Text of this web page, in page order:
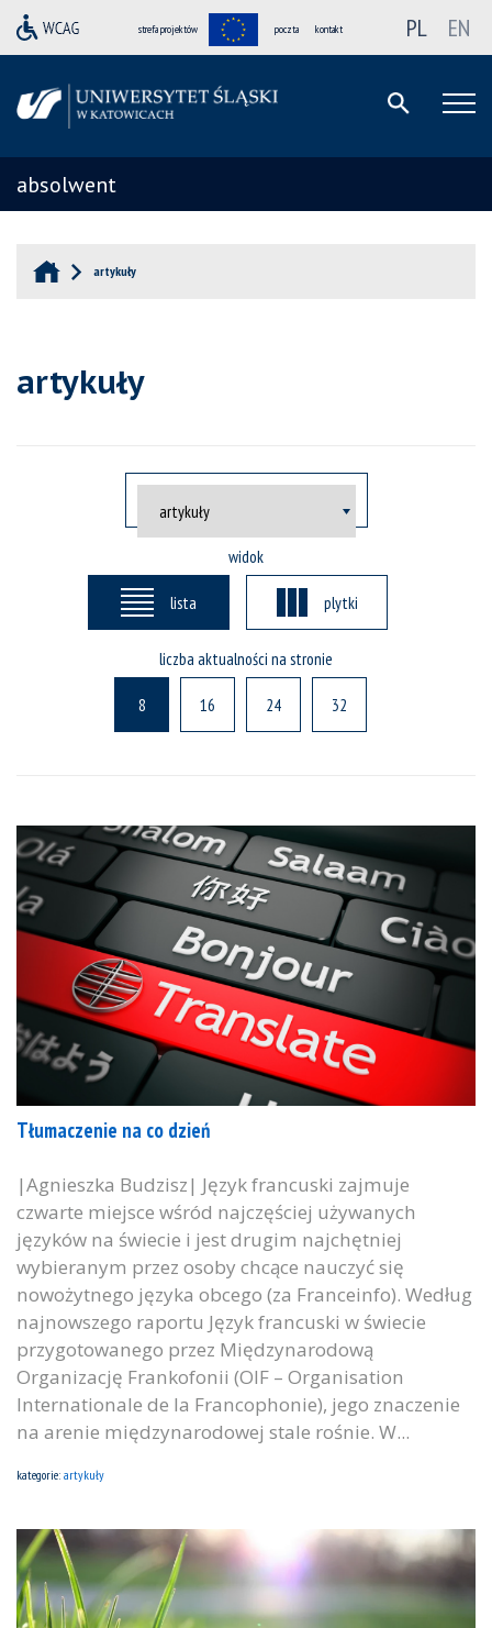
strefa projektów poczta kontakt PL EN
absolwent
artykuły
artykuły
widok
lista plytki
liczba aktualności na stronie
8 16 24 32
Tłumaczenie na co dzień
|Agnieszka Budzisz| Język francuski zajmuje
czwarte miejsce wśród najczęściej używanych
języków na świecie i jest drugim najchętniej
wybieranym przez osoby chcące nauczyć się
nowożytnego języka obcego (za Franceinfo). Według
najnowszego raportu Język francuski w świecie
przygotowanego przez Międzynarodową
Organizację Frankofonii (OIF – Organisation
Internationale de la Francophonie), jego znaczenie
na arenie międzynarodowej stale rośnie. W...
kategorie: artykuły